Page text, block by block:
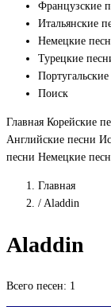
Французские
Итальянские
Немецкие
Турецкие
Поиск
Главная Корейские
Английские песни
песни Немецкие
Главная
/ Aladdin
Aladdin
Всего песен: 1